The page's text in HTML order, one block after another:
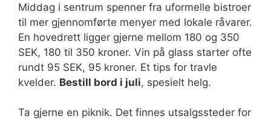
Middag i sentrum spenner fra uformelle bistroer
til mer gjennomførte menyer med lokale råvarer.
En hovedrett ligger gjerne mellom 180 og 350
SEK, 180 til 350 kroner. Vin på glass starter ofte
rundt 95 SEK, 95 kroner. Et tips for travle
kvelder. Bestill bord i juli, spesielt helg.
Ta gjerne en piknik. Det finnes utsalgssteder for